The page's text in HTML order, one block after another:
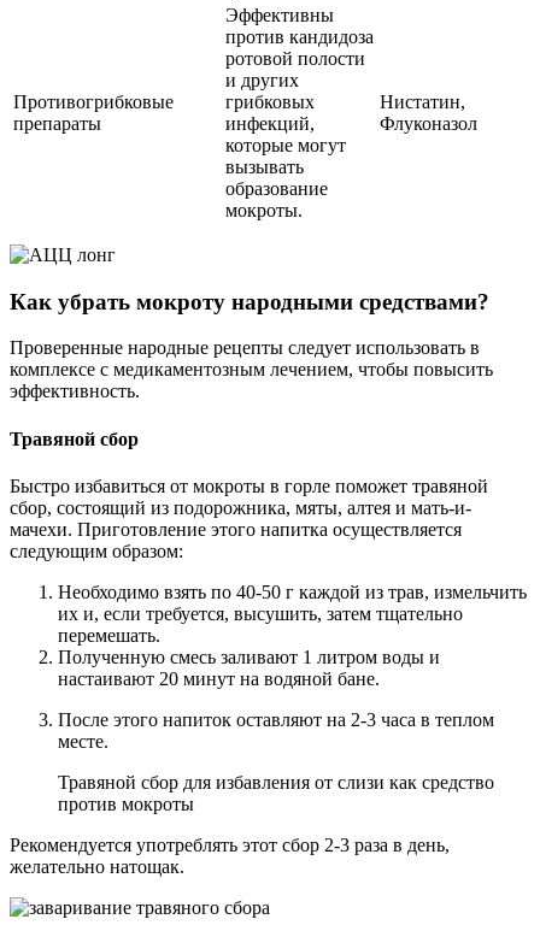
Противогрибковые
препараты
Эффективны
против кандидоза
ротовой полости
и других
грибковых
инфекций,
которые могут
вызывать
образование
мокроты.
Нистатин,
Флуконазол
Как убрать мокроту народными средствами?
Проверенные народные рецепты следует использовать в
комплексе с медикаментозным лечением, чтобы повысить
эффективность.
Травяной сбор
Быстро избавиться от мокроты в горле поможет травяной
сбор, состоящий из подорожника, мяты, алтея и мать-и-
мачехи. Приготовление этого напитка осуществляется
следующим образом:
Необходимо взять по 40-50 г каждой из трав, измельчить
их и, если требуется, высушить, затем тщательно
перемешать.
Полученную смесь заливают 1 литром воды и
настаивают 20 минут на водяной бане.
После этого напиток оставляют на 2-3 часа в теплом
месте.
Травяной сбор для избавления от слизи как средство
против мокроты
Рекомендуется употреблять этот сбор 2-3 раза в день,
желательно натощак.